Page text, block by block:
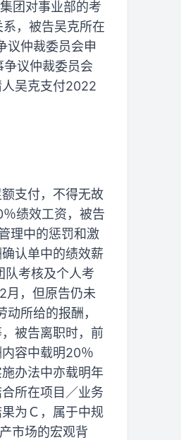
团对事业部的考
，被告吴克所在
议仲裁委员会申
议仲裁委员会
吴克支付2022
支付，不得无故
绩效工资，被告
理中的惩罚和激
认单中的绩效薪
队考核及个人考
月，但原告仍未
所给的报酬，
被告离职时，前
容中载明20％
办法中亦载明年
所在项目／业务
为Ｃ，属于中规
市场的宏观背